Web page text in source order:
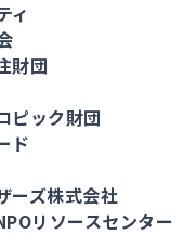
ィ
財団
ピック財団
ド
ーズ株式会社
リソースセンター